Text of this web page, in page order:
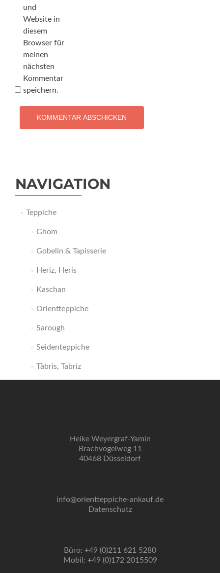
und
Website in
diesem
Browser für
meinen
nächsten
Kommentar
speichern.
NAVIGATION
Teppiche
Ghom
Gobelin & Tapisserie
Heriz, Heris
Kaschan
Orientteppiche
Sarough
Seidenteppiche
Täbris, Tabriz
Heike Weyergraf-Yamin
Brachvogelweg 11
40468 Düsseldorf
info@orientteppiche-ankauf.de
Datenschutz
Büro: +49 (0)211 621 5280
Mobil: +49 (0)172 2015509